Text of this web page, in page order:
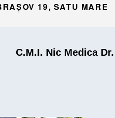
19, SATU MARE
C.M.I. Nic Medica